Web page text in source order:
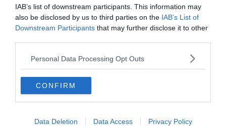
IAB’s list of downstream participants. This information may
also be disclosed by us to third parties on the IAB’s List of
Downstream Participants that may further disclose it to other
Personal Data Processing Opt Outs
CONFIRM
Data Deletion Data Access Privacy Policy
Napi trükkös matek feladat: Mi a
megoldás?
karbantarthatod az agytekervényeket.
Read More